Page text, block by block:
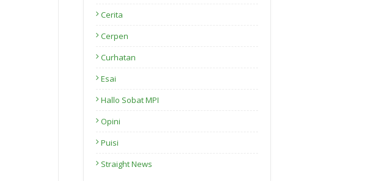
Cerita
Cerpen
Curhatan
Esai
Hallo Sobat MPI
Opini
Puisi
Straight News